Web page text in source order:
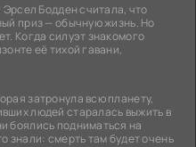
Эрсел Бодден считала, что
приз — обычную жизнь. Но
Когда силуэт знакомого
её тихой гавани,
затронула всю планету,
людей старалась выжить в
боялись подниматься на
знали: смерть там будет очень